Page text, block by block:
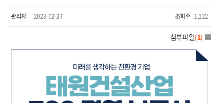
관리자 2023-02-27 조회수 1,122
첨부파일(1)